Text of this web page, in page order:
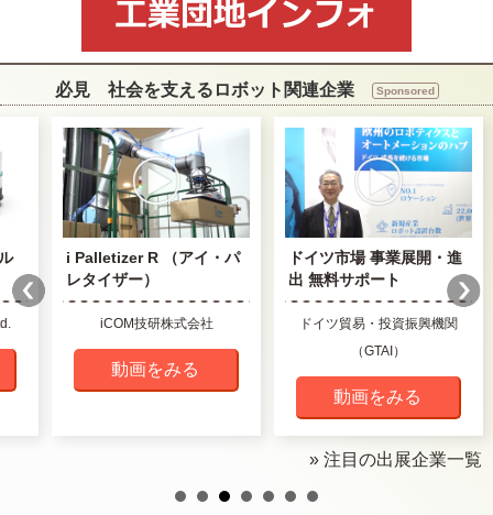
必見 社会を支えるロボット関連企業 Sponsored
i Palletizer R （アイ・パ
レタイザー）
iCOM技研株式会社
動画をみる
ドイツ市場 事業展開・進
出 無料サポート
ドイツ貿易・投資振興機関
（GTAI）
動画をみる
» 注目の出展企業一覧